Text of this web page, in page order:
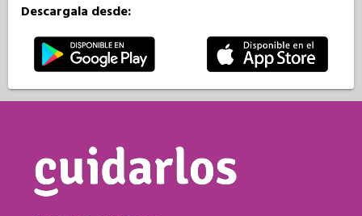
Descargala desde: